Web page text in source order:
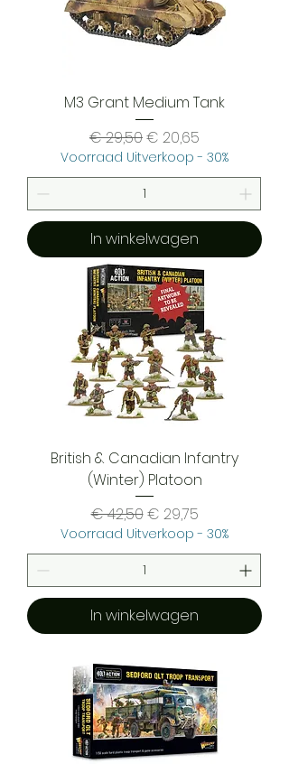
M3 Grant Medium Tank
Normale prijs
€ 29,50Verkoopprijs
€ 20,65
Voorraad Uitverkoop - 30%
In winkelwagen
British & Canadian Infantry
(Winter) Platoon
Normale prijs
€ 42,50Verkoopprijs
€ 29,75
Voorraad Uitverkoop - 30%
In winkelwagen